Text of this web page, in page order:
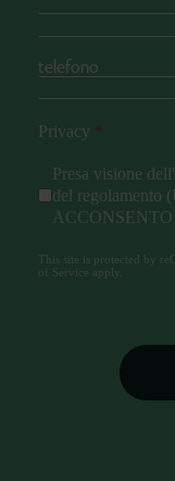
Privacy
Presa visione dell'
del regolamento
ACCONSENTO
reCAPTCHA *
This site is protected by
of Service apply.